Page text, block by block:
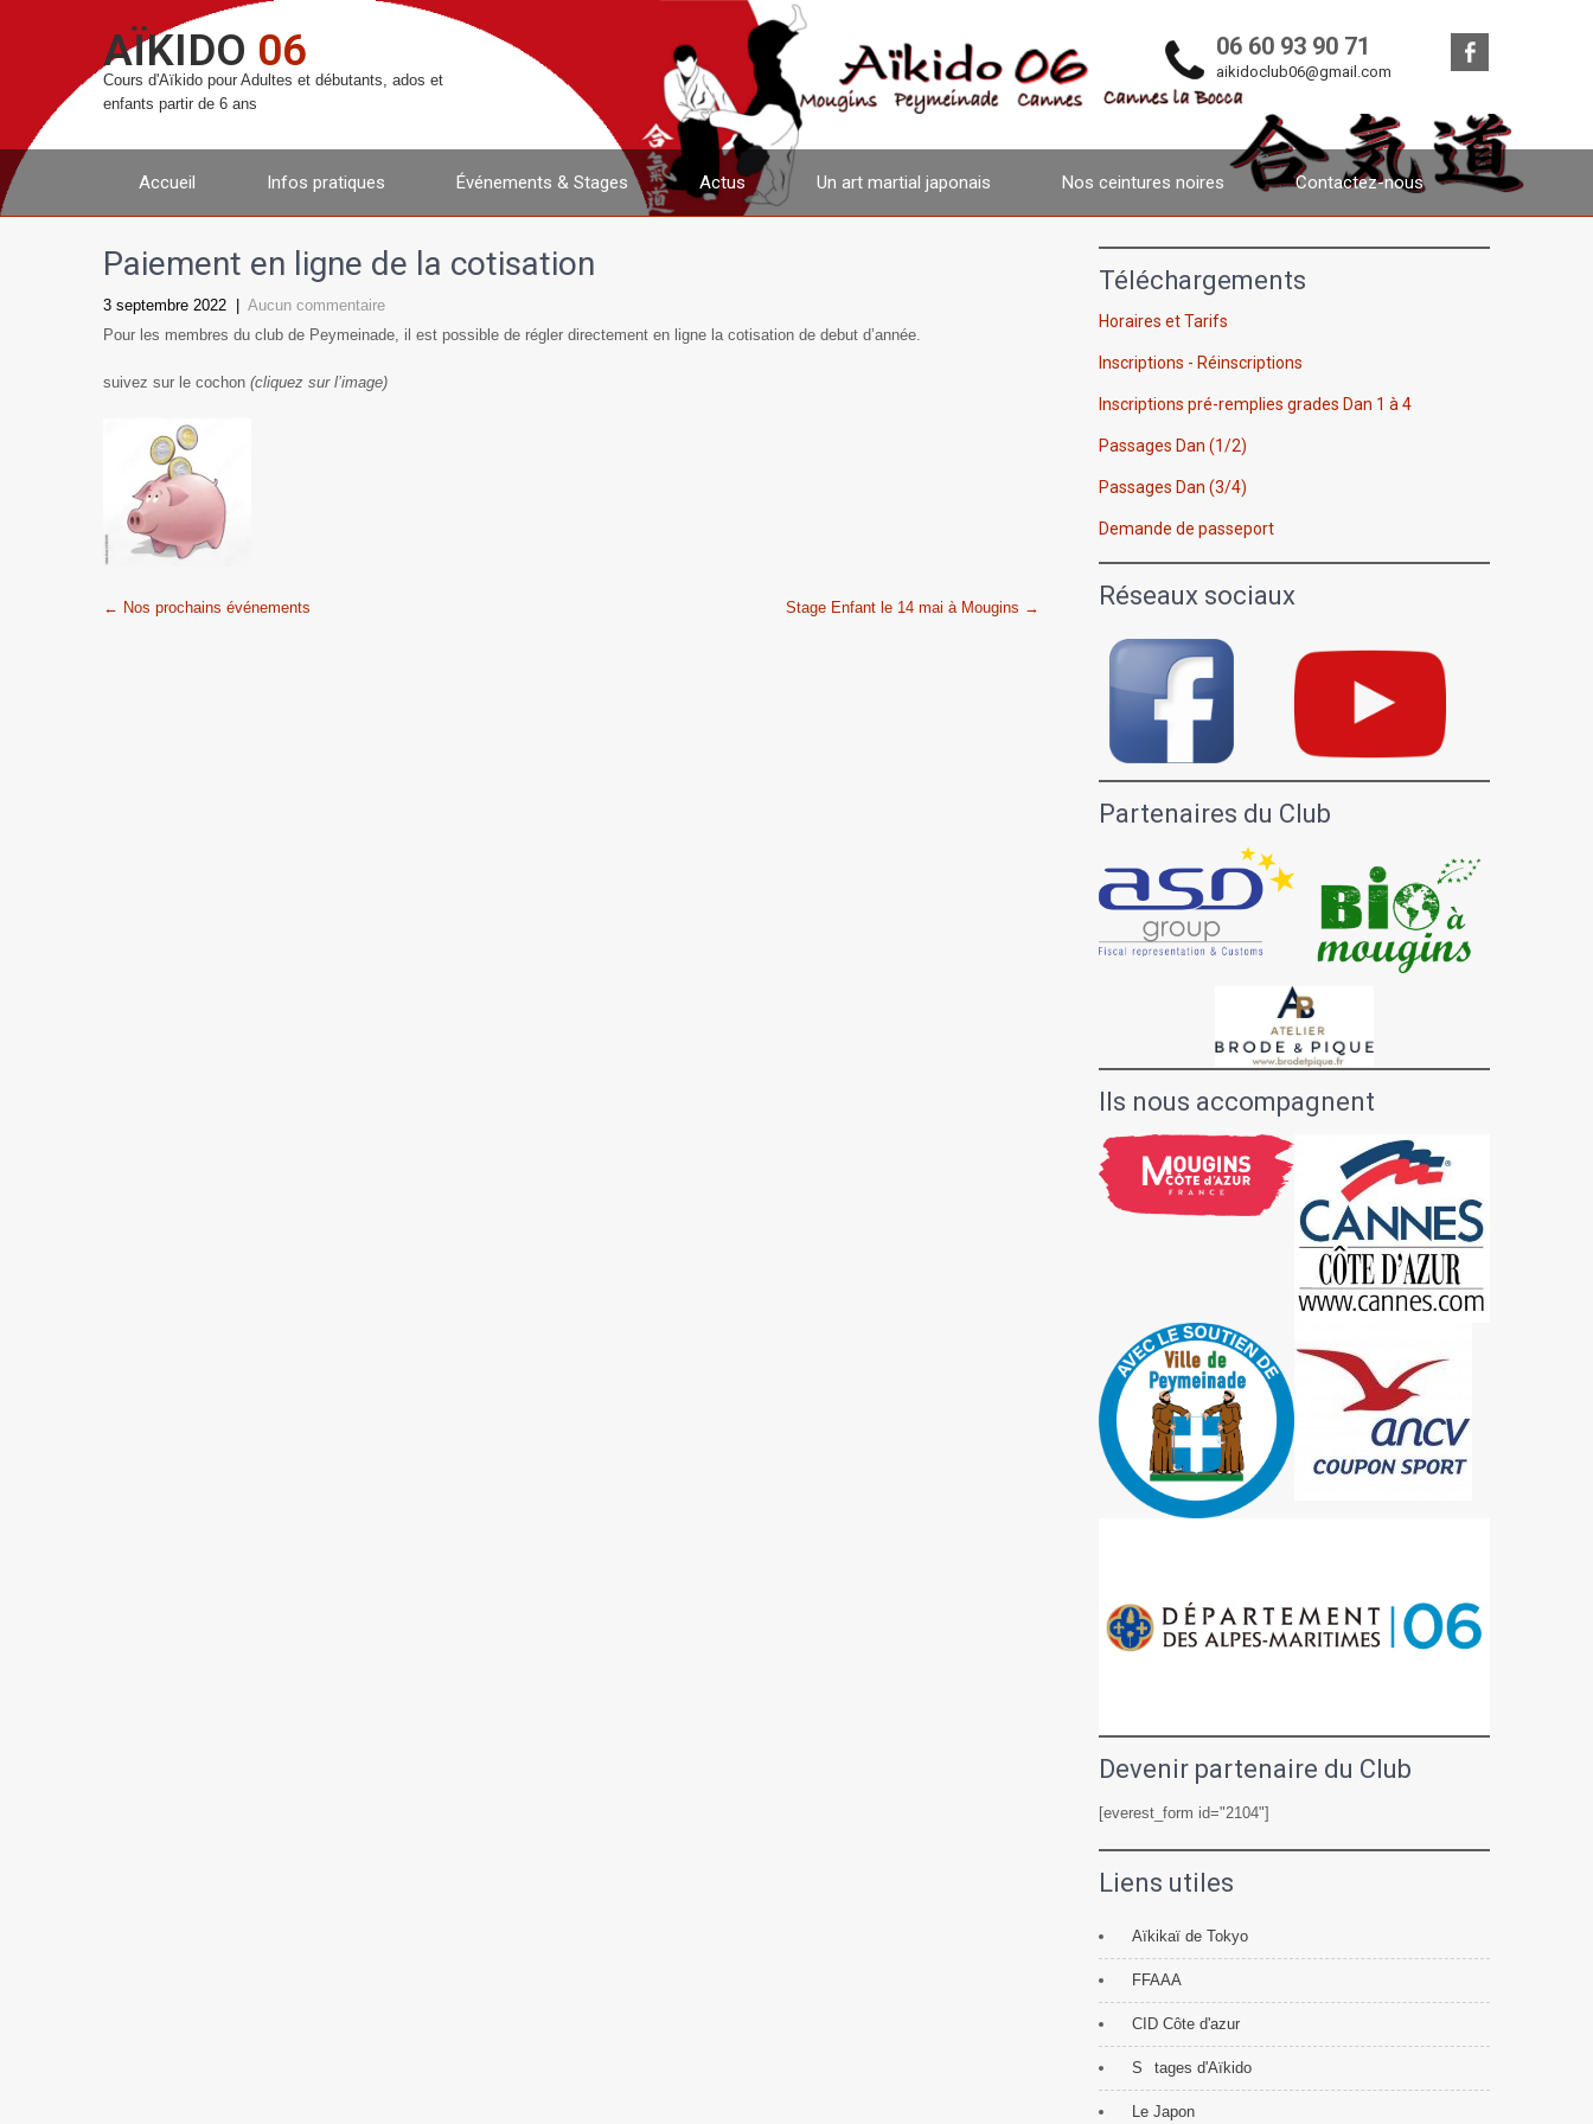
AÏKIDO 06
Cours d'Aïkido pour Adultes et débutants, ados et
enfants partir de 6 ans
06 60 93 90 71
aikidoclub06@gmail.com
Accueil Infos pratiques Événements & Stages Actus Un art martial japonais Nos ceintures noires Contactez-nous
Paiement en ligne de la cotisation
3 septembre 2022
Aucun commentaire
Pour les membres du club de Peymeinade, il est possible de régler directement en ligne la cotisation de debut d’année.
suivez sur le cochon (cliquez sur l’image)
Post
← Nos prochains événements Stage Enfant le 14 mai à Mougins →
Téléchargements
Horaires et Tarifs
Inscriptions - Réinscriptions
Inscriptions pré-remplies grades Dan 1 à 4
Passages Dan (1/2)
Passages Dan (3/4)
Demande de passeport
Réseaux sociaux
Partenaires du Club
Ils nous accompagnent
Devenir partenaire du Club
[everest_form id="2104"]
Liens utiles
Aïkikaï de Tokyo
FFAAA
CID Côte d'azur
S tages d'Aïkido
Le Japon